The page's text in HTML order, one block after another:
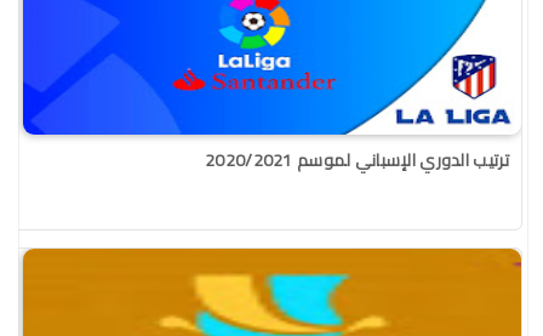
ترتيب الدوري الإسباني لموسم 2020/2021